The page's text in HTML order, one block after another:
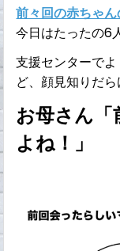
前々回の赤ちゃ
今日はたったの6
支援センターで
ど、顔見知りだら
お母さん
よね！」